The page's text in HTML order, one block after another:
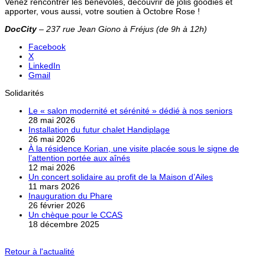
apporter, vous aussi, votre soutien à Octobre Rose !
DocCity– 237 rue Jean Giono à Fréjus (de 9h à 12h)
Facebook
X
LinkedIn
Gmail
Solidarités
Le « salon modernité et sérénité » dédié à nos seniors
28 mai 2026
Installation du futur chalet Handiplage
26 mai 2026
À la résidence Korian, une visite placée sous le signe de
l’attention portée aux aînés
12 mai 2026
Un concert solidaire au profit de la Maison d’Ailes
11 mars 2026
Inauguration du Phare
26 février 2026
Un chèque pour le CCAS
18 décembre 2025
Retour à l'actualité